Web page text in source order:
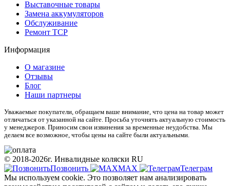
Выставочные товары
Замена аккумуляторов
Обслуживание
Ремонт ТСР
Информация
О магазине
Отзывы
Блог
Наши партнеры
Уважаемые покупатели, обращаем ваше внимание, что цена на товар может
отличаться от указанной на сайте. Просьба уточнять актуальную стоимость
у менеджеров. Приносим свои извинения за временные неудобства. Мы
делаем все возможное, чтобы цены на сайте были актуальными.
© 2018-2026г. Инвалидные коляски RU
Позвонить
МАХ
Телеграм
Мы используем cookie. Это позволяет нам анализировать